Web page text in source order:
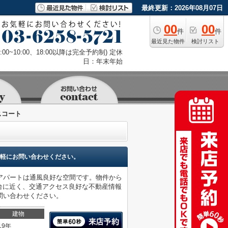
最終更新：2026年08月07日
00件
最近見た物件
00件
検討リスト
、18:00以降は完全予約制) 定休
日：年末年始
ート
にお問い合わせください。
ートは通風良好な空間です。物件から
近く、交通アクセス良好な不動産情報
合わせください。
建物
年